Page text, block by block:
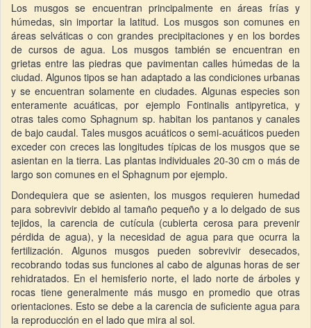
Los musgos se encuentran principalmente en áreas frías y
húmedas, sin importar la latitud. Los musgos son comunes en
áreas selváticas o con grandes precipitaciones y en los bordes
de cursos de agua. Los musgos también se encuentran en
grietas entre las piedras que pavimentan calles húmedas de la
ciudad. Algunos tipos se han adaptado a las condiciones urbanas
y se encuentran solamente en ciudades. Algunas especies son
enteramente acuáticas, por ejemplo Fontinalis antipyretica, y
otras tales como Sphagnum sp. habitan los pantanos y canales
de bajo caudal. Tales musgos acuáticos o semi-acuáticos pueden
exceder con creces las longitudes típicas de los musgos que se
asientan en la tierra. Las plantas individuales 20-30 cm o más de
largo son comunes en el Sphagnum por ejemplo.
Dondequiera que se asienten, los musgos requieren humedad
para sobrevivir debido al tamaño pequeño y a lo delgado de sus
tejidos, la carencia de cutícula (cubierta cerosa para prevenir
pérdida de agua), y la necesidad de agua para que ocurra la
fertilización. Algunos musgos pueden sobrevivir desecados,
recobrando todas sus funciones al cabo de algunas horas de ser
rehidratados. En el hemisferio norte, el lado norte de árboles y
rocas tiene generalmente más musgo en promedio que otras
orientaciones. Esto se debe a la carencia de suficiente agua para
la reproducción en el lado que mira al sol.